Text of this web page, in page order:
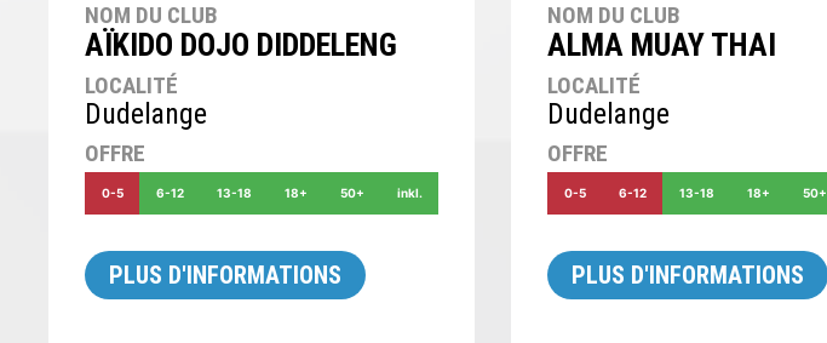
NOM DU CLUB
AÏKIDO DOJO DIDDELENG
LOCALITÉ
Dudelange
OFFRE
0-5 6-12 13-18 18+ 50+ inkl.
PLUS D'INFORMATIONS
NOM DU CLUB
ALMA MUAY THAI
LOCALITÉ
Dudelange
OFFRE
0-5 6-12 13-18 18+ 50+
PLUS D'INFORMATIONS